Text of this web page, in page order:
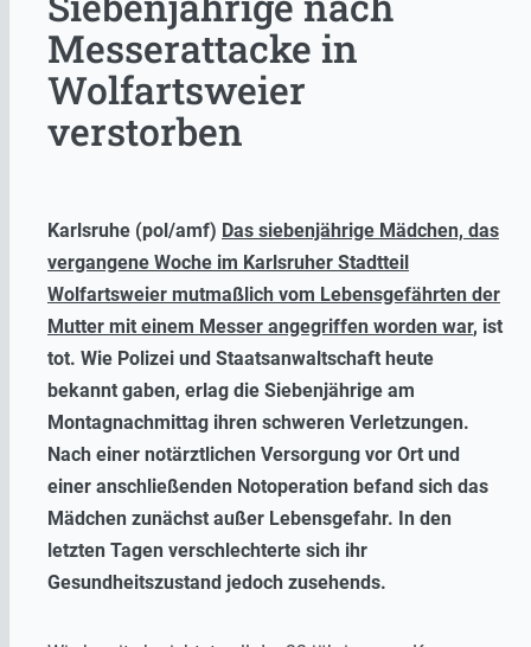
Messerattacke in
Wolfartsweier
verstorben
Karlsruhe (pol/amf) Das siebenjährige Mädchen, das
vergangene Woche im Karlsruher Stadtteil
Wolfartsweier mutmaßlich vom Lebensgefährten der
Mutter mit einem Messer angegriffen worden war, ist
tot. Wie Polizei und Staatsanwaltschaft heute
bekannt gaben, erlag die Siebenjährige am
Montagnachmittag ihren schweren Verletzungen.
Nach einer notärztlichen Versorgung vor Ort und
einer anschließenden Notoperation befand sich das
Mädchen zunächst außer Lebensgefahr. In den
letzten Tagen verschlechterte sich ihr
Gesundheitszustand jedoch zusehends.